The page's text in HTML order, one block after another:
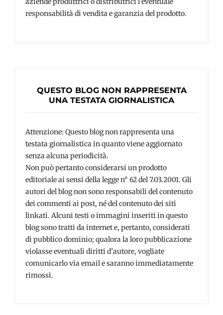
responsabilità di vendita e garanzia del prodotto.
QUESTO BLOG NON RAPPRESENTA
UNA TESTATA GIORNALISTICA
Attenzione: Questo blog non rappresenta una
testata giornalistica in quanto viene aggiornato
senza alcuna periodicità.
Non può pertanto considerarsi un prodotto
editoriale ai sensi della legge n° 62 del 7.03.2001. Gli
autori del blog non sono responsabili del contenuto
dei commenti ai post, né del contenuto dei siti
linkati. Alcuni testi o immagini inseriti in questo
blog sono tratti da internet e, pertanto, considerati
di pubblico dominio; qualora la loro pubblicazione
violasse eventuali diritti d’autore, vogliate
comunicarlo via email e saranno immediatamente
rimossi.